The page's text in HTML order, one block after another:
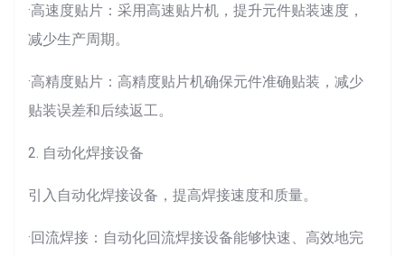
·高速度贴片：采用高速贴片机，提升元件贴装速度，
减少生产周期。
·高精度贴片：高精度贴片机确保元件准确贴装，减少
贴装误差和后续返工。
2. 自动化焊接设备
引入自动化焊接设备，提高焊接速度和质量。
·回流焊接：自动化回流焊接设备能够快速、高效地完